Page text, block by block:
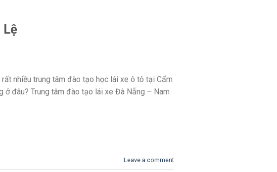
Lệ
rất nhiều trung tâm đào tạo học lái xe ô tô tại Cẩm
ở đâu? Trung tâm đào tạo lái xe Đà Nẵng – Nam
Leave a comment